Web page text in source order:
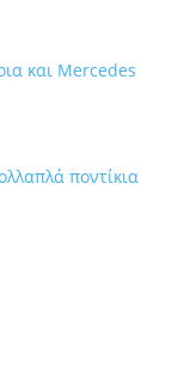
και Mercedes
ποντίκια